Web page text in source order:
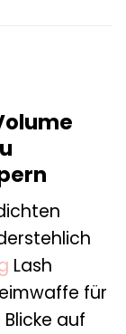
Lash
für
auf